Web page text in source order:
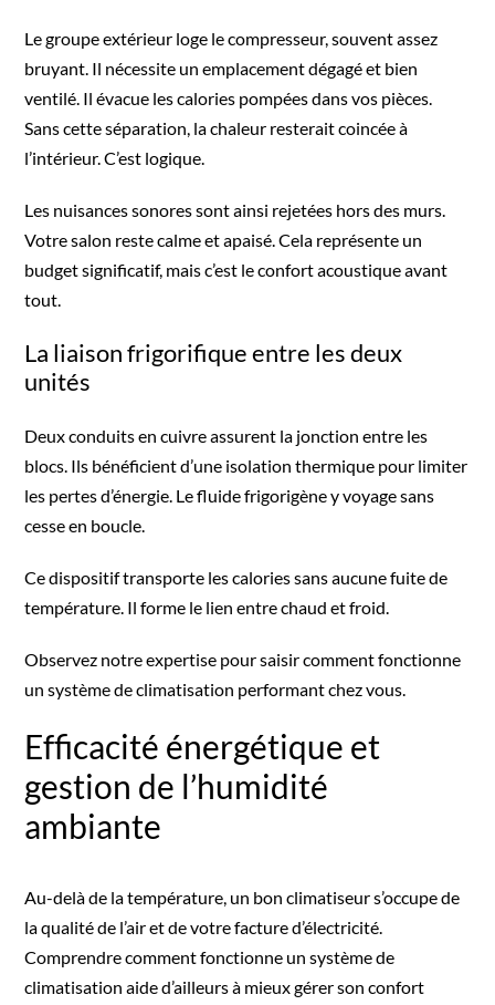
Le groupe extérieur loge le compresseur, souvent assez
bruyant. Il nécessite un emplacement dégagé et bien
ventilé. Il évacue les calories pompées dans vos pièces.
Sans cette séparation, la chaleur resterait coincée à
l’intérieur. C’est logique.
Les nuisances sonores sont ainsi rejetées hors des murs.
Votre salon reste calme et apaisé. Cela représente un
budget significatif, mais c’est le confort acoustique avant
tout.
La liaison frigorifique entre les deux
unités
Deux conduits en cuivre assurent la jonction entre les
blocs. Ils bénéficient d’une isolation thermique pour limiter
les pertes d’énergie. Le fluide frigorigène y voyage sans
cesse en boucle.
Ce dispositif transporte les calories sans aucune fuite de
température. Il forme le lien entre chaud et froid.
Observez notre expertise pour saisir comment fonctionne
un système de climatisation performant chez vous.
Efficacité énergétique et
gestion de l’humidité
ambiante
Au-delà de la température, un bon climatiseur s’occupe de
la qualité de l’air et de votre facture d’électricité.
Comprendre comment fonctionne un système de
climatisation aide d’ailleurs à mieux gérer son confort